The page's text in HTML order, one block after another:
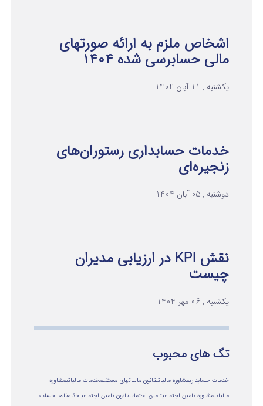
اشخاص ملزم به ارائه صورتهای
مالی حسابرسی شده ۱۴۰۴
یکشنبه , 11 آبان 1404
خدمات حسابداری رستوران‌های
زنجیره‌ای
دوشنبه , 05 آبان 1404
نقش KPI در ارزیابی مدیران
چیست
یکشنبه , 06 مهر 1404
تگ های محبوب
خدمات حسابداریمشاوره مالیاتیقانون مالیاتهای مستقیمخدمات مالیاتیمشاوره
مالياتيمشاوره تامین اجتماعیتامین اجتماعیقانون تامین اجتماعیاخذ مفاصا حساب